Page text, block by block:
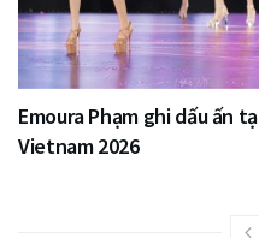
Emoura Phạm ghi dấu ấn
Vietnam 2026